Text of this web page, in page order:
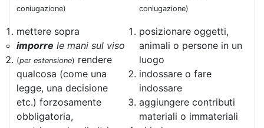
coniugazione)
mettere sopra
imporre le mani sul viso
(per estensione) rendere
qualcosa (come una
legge, una decisione
etc.) forzosamente
obbligatoria,
coniugazione)
posizionare oggetti,
animali o persone in un
luogo
indossare o fare
indossare
aggiungere contributi
materiali o immateriali